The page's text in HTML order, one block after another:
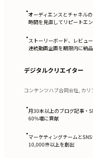
•オーディエンスとチャネル
時間を見直してリピートエ
•ストーリーボード、レビュ
連続動画企画を期限内に納品
デジタルクリエイター
コンテンツハブ合同会社, カ
•月30本以上のブログ記事・
60%増に貢献
•マーケティングチームと
10,000件以上を創出